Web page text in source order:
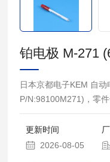
铂电极 M-271
日本京都电子KEM 自
P/N:98100M271)，零件
更新时间
2026-08-05